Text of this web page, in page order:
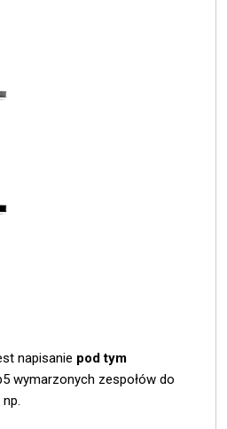
napisanie pod tym
wymarzonych zespołów do